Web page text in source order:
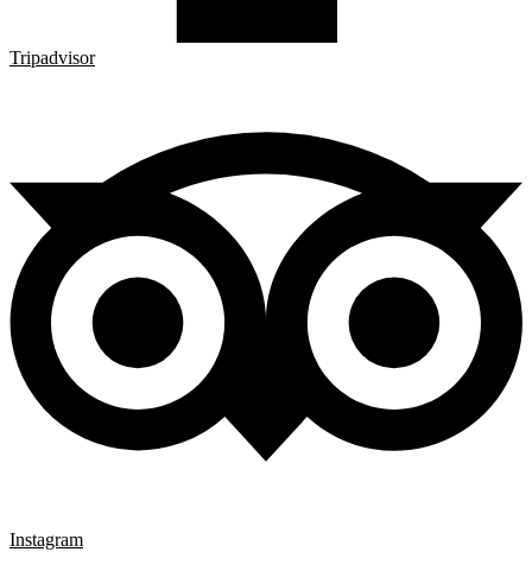
Tripadvisor
Instagram